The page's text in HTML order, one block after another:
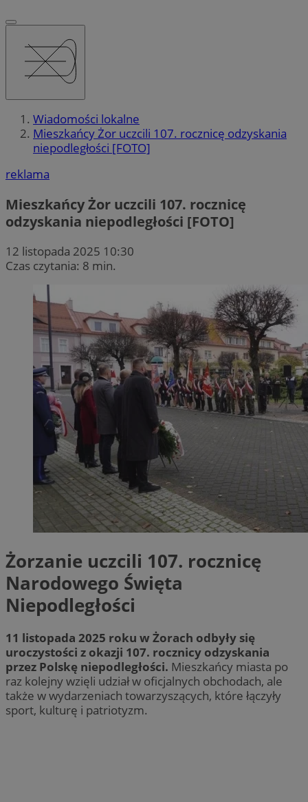
Wiadomości lokalne
Mieszkańcy Żor uczcili 107. rocznicę odzyskania
niepodległości [FOTO]
reklama
Mieszkańcy Żor uczcili 107. rocznicę
odzyskania niepodległości [FOTO]
12 listopada 2025 10:30
Czas czytania: 8 min.
Żorzanie uczcili 107. rocznicę
Narodowego Święta
Niepodległości
11 listopada 2025 roku w Żorach odbyły się
uroczystości z okazji 107. rocznicy odzyskania
przez Polskę niepodległości. Mieszkańcy miasta po
raz kolejny wzięli udział w oficjalnych obchodach, ale
także w wydarzeniach towarzyszących, które łączyły
sport, kulturę i patriotyzm.